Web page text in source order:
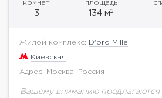
комнат
3
площадь
134 м2
Жилой комплекс: D'oro Mille
Киевская
Адрес: Москва, Россия
Вашему вниманию предлагаются